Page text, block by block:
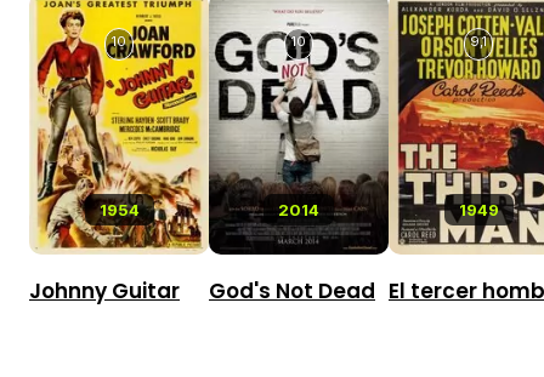
1954
10
Johnny Guitar
2014
10
God's Not Dead
1949
9,1
El tercer